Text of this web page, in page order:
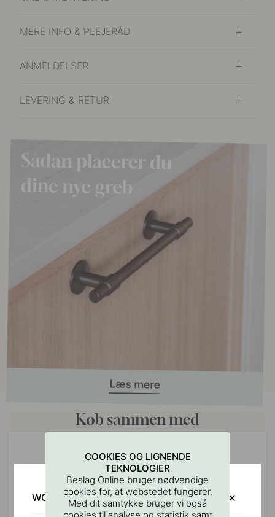
MERE INFO & PLEJERÅD
ANMELDELSER
LEVERING & RETUR
Køb sammen med
COOKIES OG LIGNENDE
TEKNOLOGIER
Beslag Online bruger nødvendige
cookies for, at webstedet fungerer.
Med dit samtykke bruger vi også
WOULD YOU RATHER VISIT?